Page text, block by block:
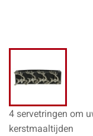
4 servetringen om
kerstmaaltijden